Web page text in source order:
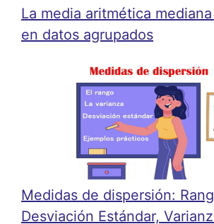
La media aritmética
en datos agrupados
Medidas de dispersión:
Desviación Estándar,